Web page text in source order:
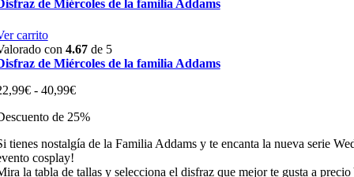
de Miércoles de la familia Addams
carrito
con 4.67de 5
de Miércoles de la familia Addams
€ - 40,99€Rango
precios:
22,99€
40,99€
de 25%
tienes nostalgía de la Familia Addams y te encanta la nueva serie
cosplay!
la tabla de tallas y selecciona el disfraz que mejor te gusta a